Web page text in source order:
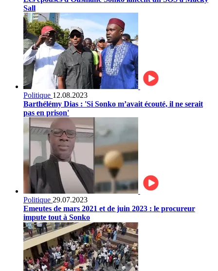
Sall
Politique 12.08.2023
Barthélémy Dias : 'Si Sonko m’avait écouté, il ne serait
pas en prison'
Politique 29.07.2023
Emeutes de mars 2021 et de juin 2023 : le procureur
impute tout à Sonko